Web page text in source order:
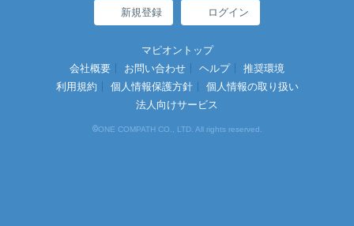
新規登録 ログイン
マピオントップ
会社概要
お問い合わせ ヘルプ
推奨環境
利用規約
個人情報保護方針
個人情報の取り扱い
法人向けサービス
©ONE COMPATH CO., LTD. All rights reserved.